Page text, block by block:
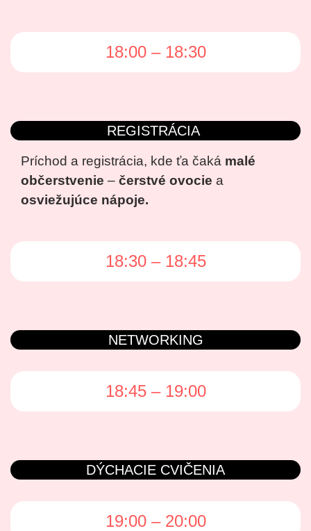
18:00 – 18:30
REGISTRÁCIA
Príchod a registrácia, kde ťa čaká malé
občerstvenie – čerstvé ovocie a
osviežujúce nápoje.
18:30 – 18:45
NETWORKING
18:45 – 19:00
DÝCHACIE CVIČENIA
19:00 – 20:00